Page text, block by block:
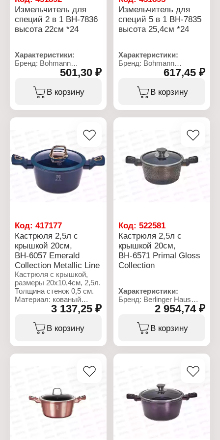
Измельчитель для
специй 2 в 1 ВН-7836
высота 22см *24
Характеристики:
Бренд: Bohmann
Артикул: ВН-7836
Измельчитель для
специй
501,30 ₽
В корзину
Измельчитель для
специй 5 в 1 ВН-7835
высота 25,4см *24
Характеристики:
Бренд: Bohmann
Артикул: ВН-7835
Измельчитель для
специй
617,45 ₽
В корзину
Код: 417177
Кастрюля 2,5л с
крышкой 20см,
ВН-6057 Emerald
Collection Metallic Line
Кастрюля с крышкой,
размеры 20x10,4см, 2,5л.
Толщина стенок 0,5 см.
Материал: кованый
алюминий, толщина
стенок 0,5 см. 3 слоя
мраморного покрытия,
эргономичная ручка "soft
Бренд: Berlinger Haus
Коллекция: "Emerald
Collection Metallic Line"
Тип товара: Кастрюля
Диаметр: 20 см
3 137,25 ₽
В корзину
Код:522581
Кастрюля 2,5л с
крышкой 20см,
ВН-6571 Primal Gloss
Collection
Характеристики:
Бренд: Berlinger Haus
Артикул: ВН-6571
Коллекция: "Primal
Gloss"
Тип товара: Кастрюля
антипригарное покрытие
Материал: кованый
алюминий
Объем: 2,5 л
2 954,74 ₽
В корзину